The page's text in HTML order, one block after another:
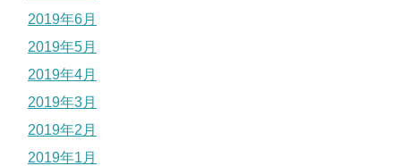
2019年6月
2019年5月
2019年4月
2019年3月
2019年2月
2019年1月